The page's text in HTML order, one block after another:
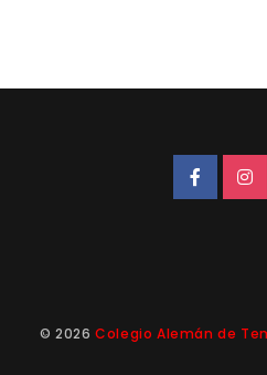
© 2026Colegio Alemán de